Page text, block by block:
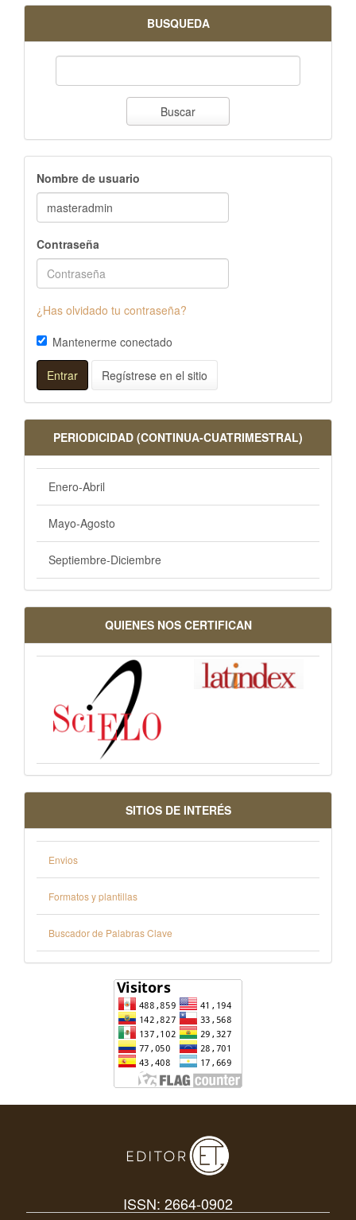
BUSQUEDA
Buscar
Nombre de usuario
Contraseña
¿Has olvidado tu contraseña?
Mantenerme conectado
Entrar Regístrese en el sitio
PERIODICIDAD (CONTINUA-CUATRIMESTRAL)
Enero-Abril
Mayo-Agosto
Septiembre-Diciembre
QUIENES NOS CERTIFICAN
SITIOS DE INTERÉS
Envios
Formatos y plantillas
Buscador de Palabras Clave
ISSN: 2664-0902